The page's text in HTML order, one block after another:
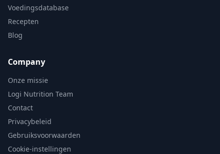
Voedingsdatabase
Recepten
Blog
Company
Onze missie
Logi Nutrition Team
Contact
Privacybeleid
Gebruiksvoorwaarden
Cookie-instellingen